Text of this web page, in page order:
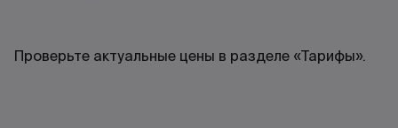
Проверьте актуальные цены в разделе «Тарифы».